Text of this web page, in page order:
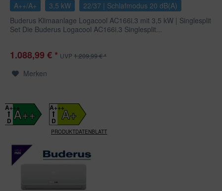
A++/A+ 3,5 kW
22/37 | Schlafmodus 20 dB(A)
Buderus Klimaanlage Logacool AC166i.3 mit 3,5 kW | Singlesplit
Set Die Buderus Logacool AC166i.3 Singlesplit...
1.088,99 € * UVP1.209,99 € *
Merken
A++
A+++
D
A+
A+++
D
PRODUKTDATENBLATT